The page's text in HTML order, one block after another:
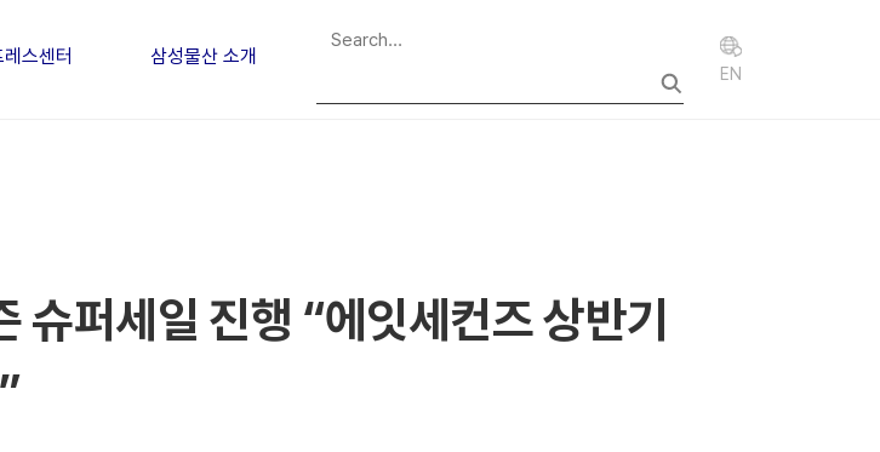
레스센터 삼성물산 소개
EN
퍼세일 진행 “에잇세컨즈 상반기